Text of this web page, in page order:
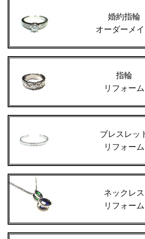
婚約指輪
オーダーメ
指輪
リフォーム
ブレスレッ
リフォーム
ネックレス
リフォーム